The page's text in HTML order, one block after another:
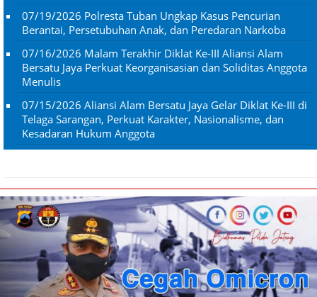
07/19/2026 Polresta Tuban Ungkap Kasus Pencurian
Berantai, Persetubuhan Anak, dan Peredaran Narkoba
07/16/2026 Malam Terakhir Diklat Ke-III Aliansi Alam
Bersatu Jaya Perkuat Keorganisasian dan Soliditas Anggota
Menulis
07/15/2026 Aliansi Alam Bersatu Jaya Gelar Diklat Ke-III di
Telaga Sarangan, Perkuat Karakter, Nasionalisme, dan
Kesadaran Hukum Anggota